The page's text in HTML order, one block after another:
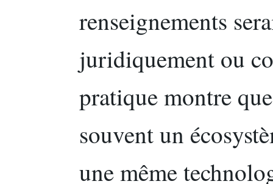
renseignements
juridiquement ou
pratique montre
souvent un
une même